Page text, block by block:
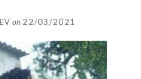
on 22/03/2021